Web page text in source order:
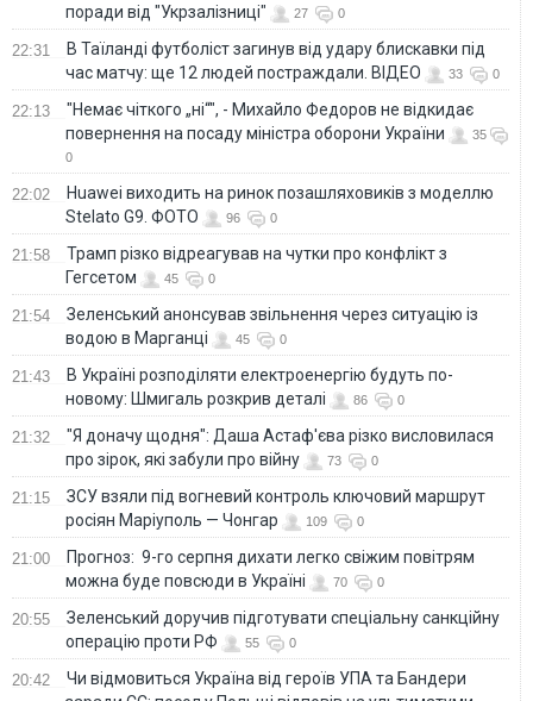
поради від "Укрзалізниці"
27 0
22:31
В Таїланді футболіст загинув від удару блискавки під
час матчу: ще 12 людей постраждали. ВІДЕО
33 0
22:13
"Немає чіткого „ні“", - Михайло Федоров не відкидає
повернення на посаду міністра оборони України
35
0
22:02
Huawei виходить на ринок позашляховиків з моделлю
Stelato G9. ФОТО
96 0
21:58
Трамп різко відреагував на чутки про конфлікт з
Гегсетом
45 0
21:54
Зеленський анонсував звільнення через ситуацію із
водою в Марганці
45 0
21:43
В Україні розподіляти електроенергію будуть по-
новому: Шмигаль розкрив деталі
86 0
21:32
"Я доначу щодня": Даша Астаф'єва різко висловилася
про зірок, які забули про війну
73 0
21:15
ЗСУ взяли під вогневий контроль ключовий маршрут
росіян Маріуполь — Чонгар
109 0
21:00
Прогноз: 9-го серпня дихати легко свіжим повітрям
можна буде повсюди в Україні
70 0
20:55
Зеленський доручив підготувати спеціальну санкційну
операцію проти РФ
55 0
20:42
Чи відмовиться Україна від героїв УПА та Бандери